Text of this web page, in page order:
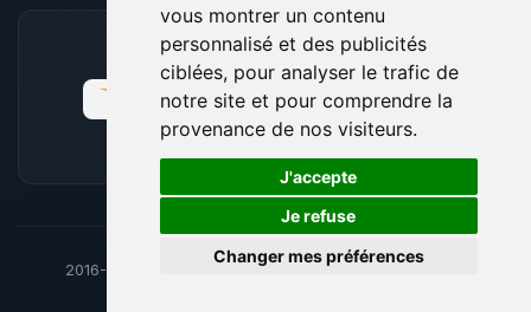
vous montrer un contenu
personnalisé et des publicités
ciblées, pour analyser le trafic de
notre site et pour comprendre la
provenance de nos visiteurs.
J'accepte
Je refuse
Changer mes préférences
MOYENS DE PAIEMENT ACCEPTÉS
2016-26 © BoxToPlay - ByteLogic tous droits réservés
🍪